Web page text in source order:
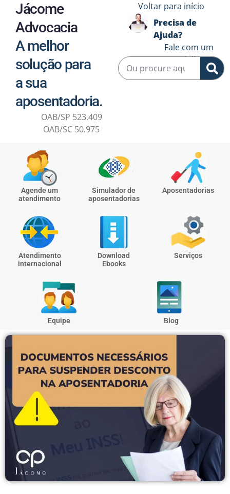
Jácome
Advocacia
A melhor
solução para
a sua
aposentadoria.
OAB/SP 523.409
OAB/SC 50.975
Voltar para início
Precisa de
Ajuda?
Fale com um
especialista ↗️
Agende um
atendimento
Simulador de
aposentadorias
Aposentadorias
Atendimento
internacional
Download
Ebooks
Serviços
Equipe Blog